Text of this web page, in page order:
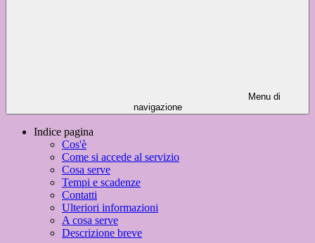
Menu di
navigazione
Indice pagina
Cos'è
Come si accede al servizio
Cosa serve
Tempi e scadenze
Contatti
Ulteriori informazioni
A cosa serve
Descrizione breve